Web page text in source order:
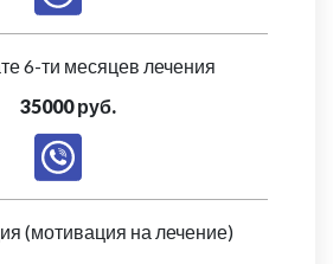
6-ти месяцев лечения
35000 руб.
(мотивация на лечение)